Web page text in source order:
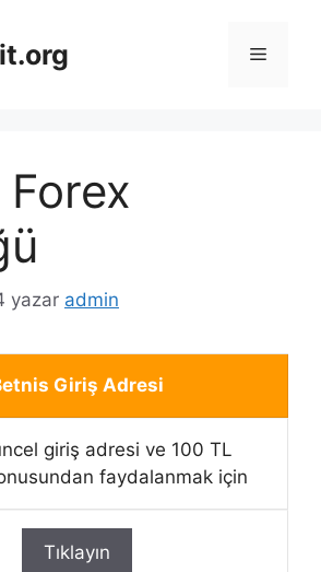
Menü
yazar admin
Giriş Adresi
giriş adresi ve 100 TL
faydalanmak için
Tıklayın